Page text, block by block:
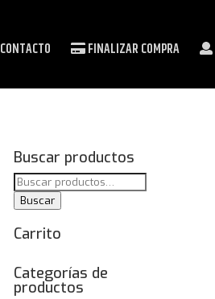
CONTACTO FINALIZAR COMPRA
Buscar productos
Buscar
por:
Buscar
Carrito
Categorías de
productos